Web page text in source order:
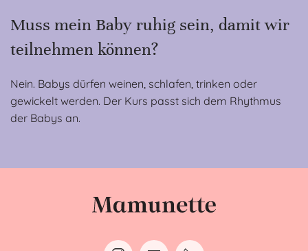
Muss mein Baby ruhig sein, damit wir
teilnehmen können?
Nein. Babys dürfen weinen, schlafen, trinken oder
gewickelt werden. Der Kurs passt sich dem Rhythmus
der Babys an.